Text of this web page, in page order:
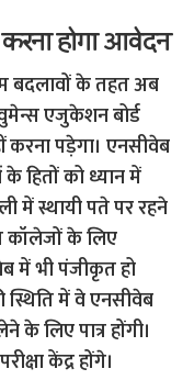
होगा आवेदन
बदलावों के तहत अब
एजुकेशन बोर्ड
पड़ेगा। एनसीवेब
हितों को ध्यान में
में स्थायी पते पर रहने
कॉलेजों के लिए
में भी पंजीकृत हो
में वे एनसीवेब
के लिए पात्र होंगी।
केंद्र होंगे।